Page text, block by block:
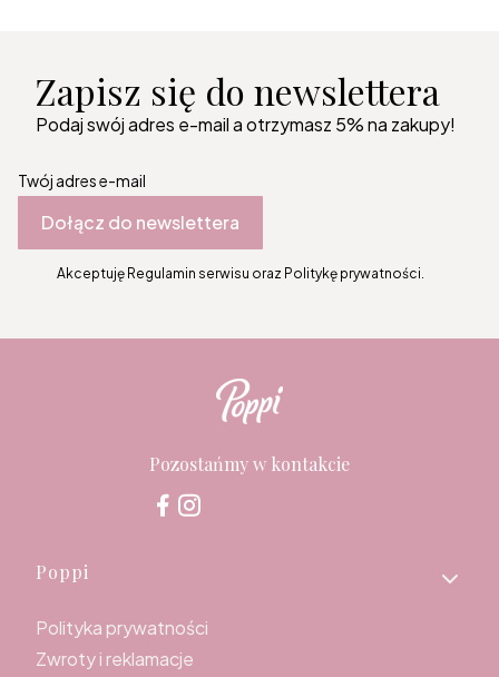
Zapisz się do newslettera
Podaj swój adres e-mail a otrzymasz 5% na zakupy!
Twój adres e-mail
Dołącz do newslettera
Akceptuję Regulamin serwisu oraz Politykę prywatności.
Pozostańmy w kontakcie
Linki w stopce
Poppi
Polityka prywatności
Zwroty i reklamacje